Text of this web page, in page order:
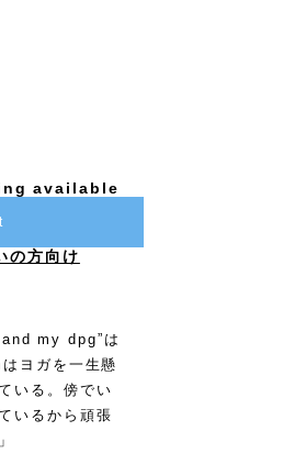
available
の方向け
my dpg”は
はヨガを一生懸
いる。傍でい
いるから頑張